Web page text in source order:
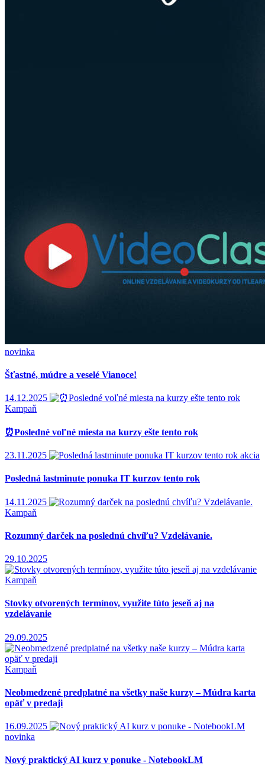
novinka
Šťastné, múdre a veselé Vianoce!
14.12.2025
Kampaň
⏰Posledné voľné miesta na kurzy ešte tento rok
23.11.2025 akcia
Posledná lastminute ponuka IT kurzov tento rok
14.11.2025
Kampaň
Rozumný darček na poslednú chvíľu? Vzdelávanie.
29.10.2025
Kampaň
Stovky otvorených termínov, využite túto jeseň aj na
vzdelávanie
29.09.2025
Kampaň
Neobmedzené predplatné na všetky naše kurzy – Múdra karta
opäť v predaji
16.09.2025
novinka
Nový praktický AI kurz v ponuke - NotebookLM